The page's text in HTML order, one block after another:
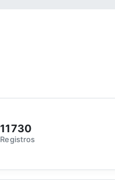
11730
Registros